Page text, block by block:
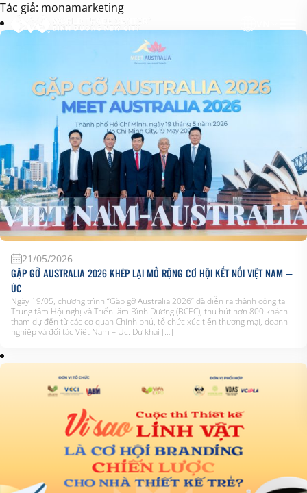
Tác giả: monamarketing
21/05/2026
GẶP GỠ AUSTRALIA 2026 KHÉP LẠI MỞ RỘNG CƠ HỘI KẾT NỐI VIỆT NAM –
ÚC
Ngày 19/05, chương trình “Gặp gỡ Australia 2026” đã diễn ra thành công tại
Trung tâm Hội nghị và Triển lãm Bình Dương (BCEC), thu hút hơn 800 khách
tham dự đến từ các cơ quan Chính phủ, tổ chức xúc tiến thương mại, doanh
nghiệp và đối tác Việt Nam – Úc. Dự khai […]